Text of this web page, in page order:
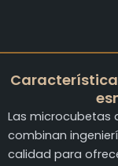
Las microcubetas
combinan
calidad para